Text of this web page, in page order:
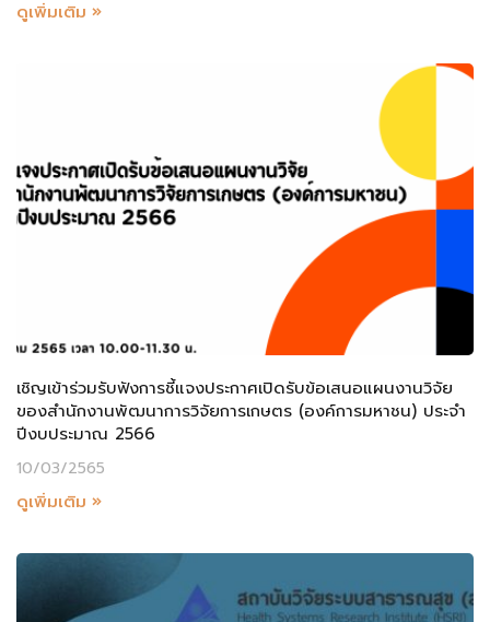
ดูเพิ่มเติม »
เชิญเข้าร่วมรับฟังการชี้แจงประกาศเปิดรับข้อเสนอแผนงานวิจัย
ของสำนักงานพัฒนาการวิจัยการเกษตร (องค์การมหาชน) ประจำ
ปีงบประมาณ 2566
10/03/2565
ดูเพิ่มเติม »